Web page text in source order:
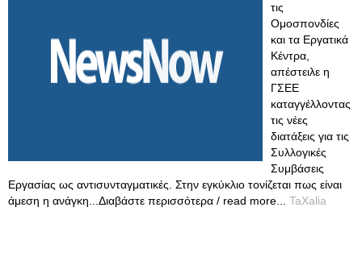
τις
Ομοσπονδίες
και τα Εργατικά
Κέντρα,
απέστειλε η
ΓΣΕΕ
καταγγέλλοντας
τις νέες
διατάξεις για τις
Συλλογικές
Συμβάσεις
Εργασίας ως αντισυνταγματικές. Στην εγκύκλιο τονίζεται πως είναι
άμεση η ανάγκη...Διαβάστε περισσότερα / read more... TaXalia